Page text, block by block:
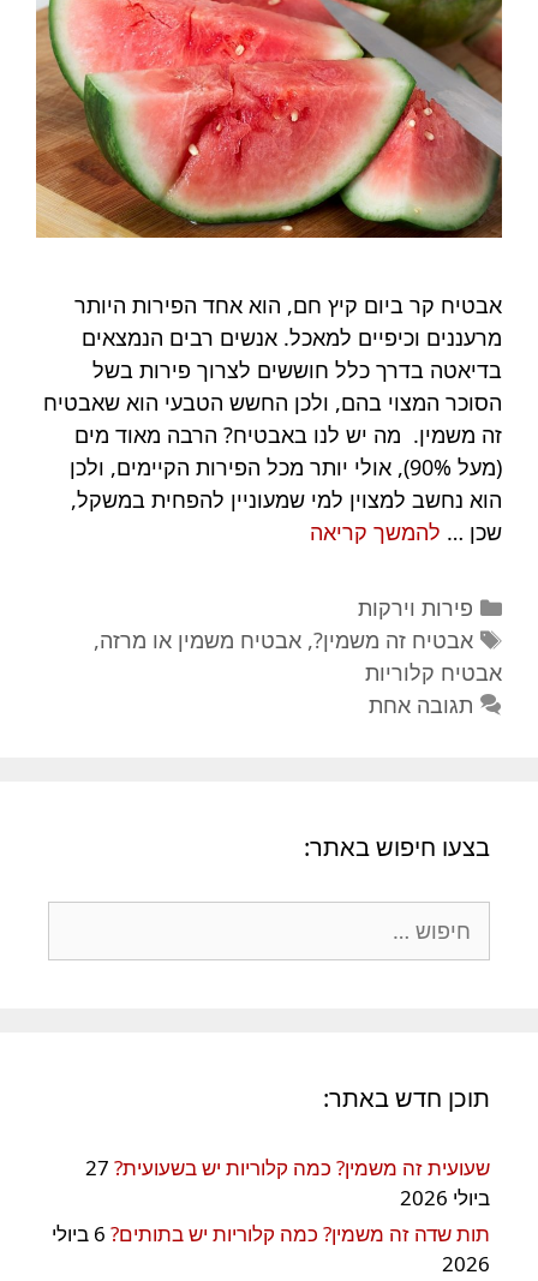
אבטיח קר ביום קיץ חם, הוא אחד הפירות היותר
מרעננים וכיפיים למאכל. אנשים רבים הנמצאים
בדיאטה בדרך כלל חוששים לצרוך פירות בשל
הסוכר המצוי בהם, ולכן החשש הטבעי הוא שאבטיח
זה משמין. מה יש לנו באבטיח? הרבה מאוד מים
(מעל 90%), אולי יותר מכל הפירות הקיימים, ולכן
הוא נחשב למצוין למי שמעוניין להפחית במשקל,
שכן … להמשך קריאה
משמין
קטגוריות
פירות וירקות
תגיות
אבטיח זה משמין?, אבטיח משמין או מרזה,
אבטיח קלוריות
תגובה אחת
בצעו חיפוש באתר:
תוכן חדש באתר:
שעועית זה משמין? כמה קלוריות יש בשעועית? 27
ביולי 2026
תות שדה זה משמין? כמה קלוריות יש בתותים?
6 ביולי
2026